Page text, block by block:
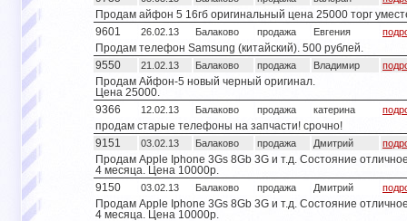
Продам айфон 5 16гб оригинальный цена 25000 торг
9601
26.02.13 Балаково продажа Евгения
Продам телефон Samsung (китайский). 500 рублей.
9550
21.02.13 Балаково продажа Владимир
Продам Айфон-5 новый черный оригинал.
Цена 25000.
9366
12.02.13 Балаково продажа катерина
продам старые телефоны на запчасти! срочно!
9151
03.02.13 Балаково продажа Дмитрий
Продам Apple Iphone 3Gs 8Gb 3G и т.д. Состояние
4 месяца. Цена 10000р.
9150
03.02.13 Балаково продажа Дмитрий
Продам Apple Iphone 3Gs 8Gb 3G и т.д. Состояние
4 месяца. Цена 10000р.